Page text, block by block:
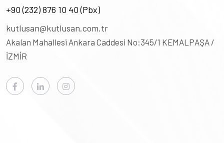
+90 (232) 876 10 40 (Pbx)
kutlusan@kutlusan.com.tr
Akalan Mahallesi Ankara Caddesi No:345/1 KEMALPAŞA /
İZMİR